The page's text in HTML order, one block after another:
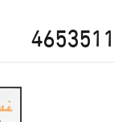
4653511